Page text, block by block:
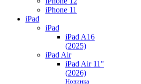
iPhone 11
iPad
iPad
iPad A16
(2025)
iPad Air
iPad Air 11"
(2026)
Новинка